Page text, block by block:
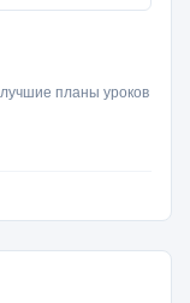
планы уроков